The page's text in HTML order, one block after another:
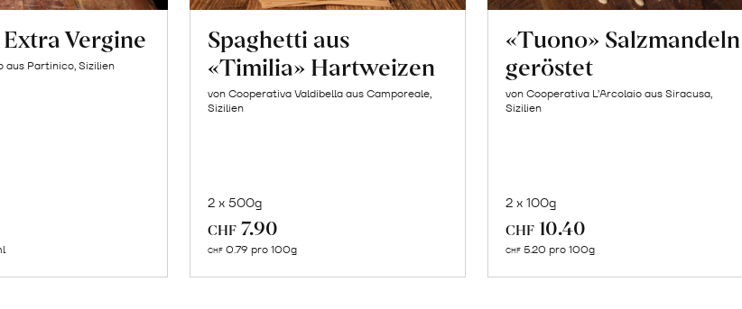
Vergine
aus Partinico, Sizilien
Spaghetti aus
«Timilia» Hartweizen
von Cooperativa Valdibella aus Camporeale,
Sizilien
2 x 500g
CHF 7.90
CHF 0.79 pro 100g
«Tuono» Salzmandeln
geröstet
von Cooperativa L’Arcolaio aus Siracusa,
Sizilien
2 x 100g
CHF 10.40
CHF 5.20 pro 100g